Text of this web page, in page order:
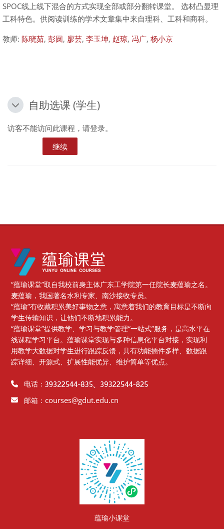
SPOC线上线下混合的方式实现全部或部分翻转课堂。 选材凸显理
工科特色。供阅读训练的学术文章集中来自理科、工科和商科。
教师: 陈晓茹, 彭圆, 廖芸, 李玉坤, 赵琼, 冯广, 杨小京
自助选课 (学生)
自助选课 (学生)
自助选课 (学生)
访客不能访问此课程，请登录。
继续
版块
“蕴瑜课堂”取自我校前身主体广东工学院第一任院长麦蕴瑜之名。
麦蕴瑜，我国著名水利专家、南沙接收专员。
“蕴瑜”有收藏积累美好事物之意，寓意着我们的教育目标是不断向
学生传输知识，让他们不断地积累能力。
“蕴瑜课堂”提供教学、学习与教学管理“一站式”服务，是高水平在
线课程学习平台。蕴瑜课堂实现与多种信息化平台对接，实现利
用教学大数据对学生进行跟踪反馈，具有功能插件多样、数据跟
踪详细、开源式、扩展性能优异、维护简单等优点。
电话：
邮箱：courses@gdut.edu.cn
蕴瑜小课堂